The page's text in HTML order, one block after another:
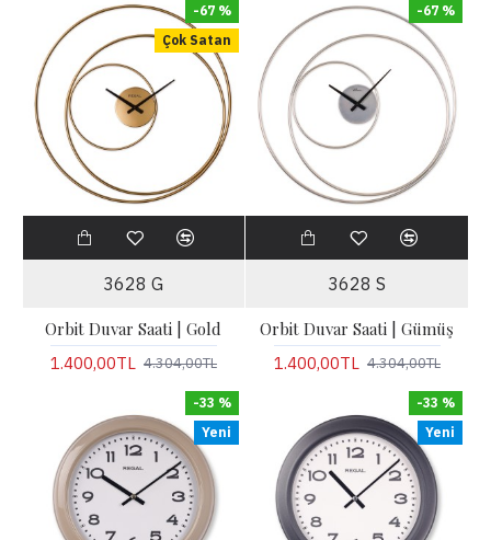
Çok Satan
-67 %
3628 G
Orbit Duvar Saati | Gold
1.400,00TL 4.304,00TL
-67 %
3628 S
Orbit Duvar Saati | Gümüş
1.400,00TL 4.304,00TL
Yeni
-33 %
Yeni
-33 %